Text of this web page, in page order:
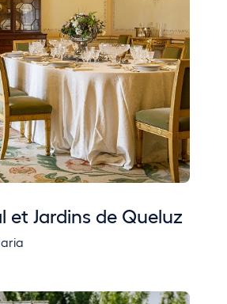
et Jardins de Queluz